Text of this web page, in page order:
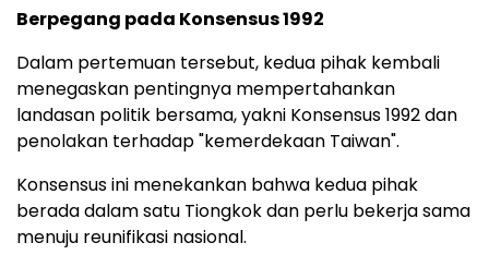
Berpegang pada Konsensus 1992
Dalam pertemuan tersebut, kedua pihak kembali
menegaskan pentingnya mempertahankan
landasan politik bersama, yakni Konsensus 1992 dan
penolakan terhadap "kemerdekaan Taiwan".
Konsensus ini menekankan bahwa kedua pihak
berada dalam satu Tiongkok dan perlu bekerja sama
menuju reunifikasi nasional.